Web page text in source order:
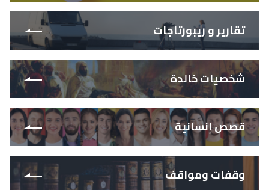
تقارير و ريبورتاجات
شخصيات خالدة
قصص إنسانية
وقفات ومواقف